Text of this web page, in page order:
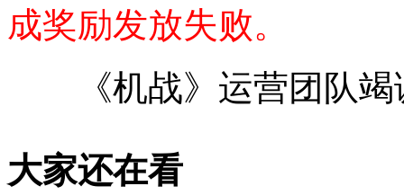
成奖励发放失败。
《机战》运营团队竭
大家还在看